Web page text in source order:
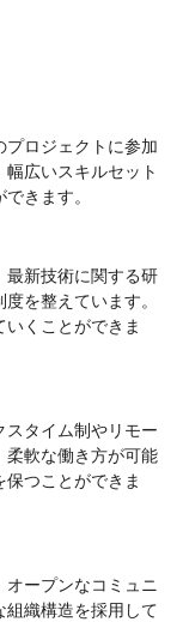
ロジェクトに参加
広いスキルセット
きます。
最新技術に関する研
を整えています。
くことができま
タイム制やリモー
柔軟な働き方が可能
つことができま
ープンなコミュニ
織構造を採用して